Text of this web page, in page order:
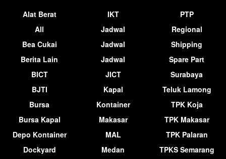
Alat Berat
All
Bea Cukai
Berita Lain
BICT
BJTI
Bursa
Bursa Kapal
Depo Kontainer
Dockyard
IKT
Jadwal
Jadwal
Jadwal
JICT
Kapal
Kontainer
Makasar
MAL
Medan
PTP
Regional
Shipping
Spare Part
Surabaya
Teluk Lamong
TPK Koja
TPK Makasar
TPK Palaran
TPKS Semarang